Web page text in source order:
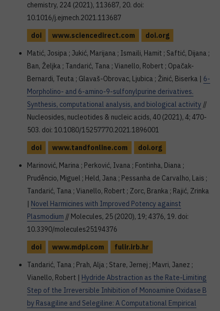
chemistry, 224 (2021), 113687, 20. doi:
10.1016/j.ejmech.2021.113687
doi
www.sciencedirect.com
doi.org
Matić, Josipa ; Jukić, Marijana ; Ismaili, Hamit ; Saftić, Dijana ;
Ban, Željka ; Tandarić, Tana ; Vianello, Robert ; Opačak-
Bernardi, Teuta ; Glavaš-Obrovac, Ljubica ; Žinić, Biserka | 6-
Morpholino- and 6-amino-9-sulfonylpurine derivatives.
Synthesis, computational analysis, and biological activity //
Nucleosides, nucleotides & nucleic acids, 40 (2021), 4; 470-
503. doi: 10.1080/15257770.2021.1896001
doi
www.tandfonline.com
doi.org
Marinović, Marina ; Perković, Ivana ; Fontinha, Diana ;
Prudêncio, Miguel ; Held, Jana ; Pessanha de Carvalho, Lais ;
Tandarić, Tana ; Vianello, Robert ; Zorc, Branka ; Rajić, Zrinka
| Novel Harmicines with Improved Potency against
Plasmodium // Molecules, 25 (2020), 19; 4376, 19. doi:
10.3390/molecules25194376
doi
www.mdpi.com
fulir.irb.hr
Tandarić, Tana ; Prah, Alja ; Stare, Jernej ; Mavri, Janez ;
Vianello, Robert | Hydride Abstraction as the Rate-Limiting
Step of the Irreversible Inhibition of Monoamine Oxidase B
by Rasagiline and Selegiline: A Computational Empirical